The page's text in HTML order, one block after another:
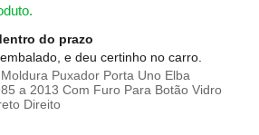
do prazo
e deu certinho no carro.
Moldura Puxador Porta Uno Elba
a 2013 Com Furo Para Botão Vidro
Direito